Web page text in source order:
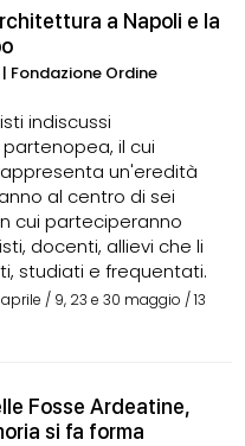
a Napoli e la
Fondazione Ordine
indiscussi
il cui
un'eredità
al centro di sei
cui parteciperanno
docenti, allievi che li
studiati e frequentati.
/ 9, 23 e 30 maggio / 13
Fosse Ardeatine,
si fa forma